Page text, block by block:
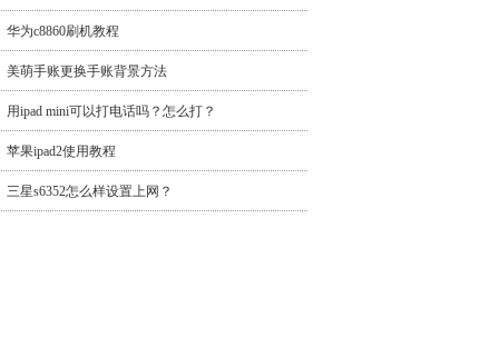
华为c8860刷机教程
美萌手账更换手账背景方法
用ipad mini可以打电话吗？怎么打？
苹果ipad2使用教程
三星s6352怎么样设置上网？